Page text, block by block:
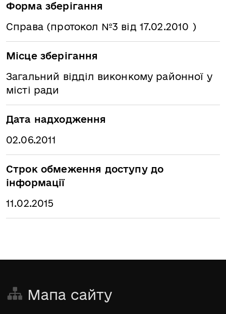
Форма зберігання
Справа (протокол №3 від 17.02.2010 )
Місце зберігання
Загальний відділ виконкому районної у
місті ради
Дата надходження
02.06.2011
Строк обмеження доступу до
інформації
11.02.2015
Мапа сайту